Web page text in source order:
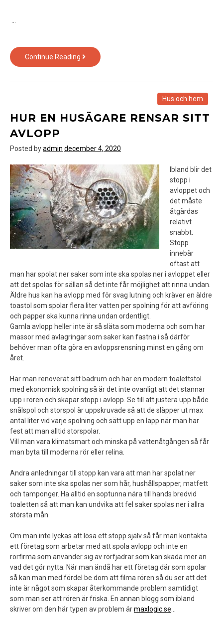
Continue Reading Vanliga
missar
flyttstädning
Hus och hem
HUR EN HUSÄGARE RENSAR SITT
AVLOPP
Posted byadmin december 4, 2020
Ibland blir det
stopp i
avloppet och
det måste
åtgärdas
relativt
snabbt.
Stopp
innebär
oftast att
man har spolat ner saker som inte ska spolas ner i avloppet eller
att det spolas för sällan så det inte får möjlighet att rinna undan.
Äldre hus kan ha avlopp med för svag lutning och kräver en äldre
toastol som spolar flera liter vatten per spolning för att avföring
och papper ska kunna rinna undan ordentligt.
Gamla avlopp heller inte är så släta som moderna och som har
massor med avlagringar som saker kan fastna i så därför
behöver man ofta göra en avloppsrensning minst en gång om
året.
Har man renoverat sitt badrum och har en modern toalettstol
med ekonomisk spolning så är det inte ovanligt att det stannar
upp i rören och skapar stopp i avlopp. Se till att justera upp både
snålspol och storspol är uppskruvade så att de släpper ut max
antal liter vid varje spolning och sätt upp en lapp när man har
fest att man alltid storspolar.
Vill man vara klimatsmart och minska på vattenåtgången så får
man byta till moderna rör eller relina.
Andra anledningar till stopp kan vara att man har spolat ner
saker som inte ska spolas ner som hår, hushållspapper, matfett
och tamponger. Ha alltid en soptunna nära till hands bredvid
toaletten så att man kan undvika att fel saker spolas ner i allra
största mån.
Om man inte lyckas att lösa ett stopp själv så får man kontakta
ett företag som arbetar med att spola avlopp och inte en
rörfirma som använder sig av rörfjädrar som kan skada mer än
vad det gör nytta. När man ändå har ett företag där som spolar
så kan man med fördel be dom att filma rören så du ser att det
inte är något som skapar återkommande problem samtidigt
som man ser att rören är friska. En annan blogg som ibland
skriver om den här typen av problem ärmaxlogic.se